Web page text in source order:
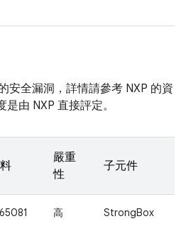
安全漏洞，詳情請參考 NXP 的資
由 NXP 直接評定。
嚴重
性
子元件
高 StrongBox